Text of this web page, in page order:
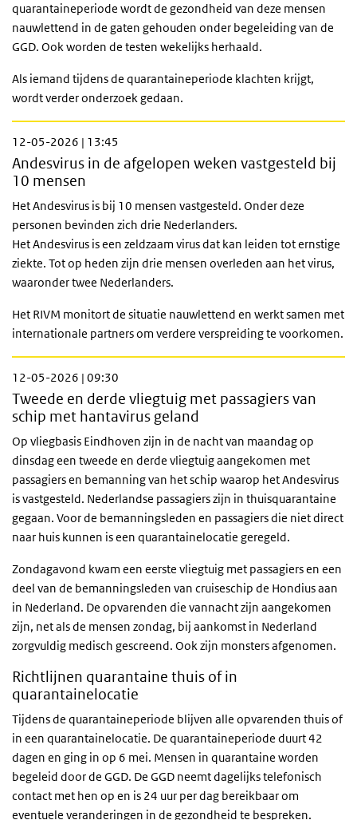
quarantaineperiode wordt de gezondheid van deze mensen
nauwlettend in de gaten gehouden onder begeleiding van de
GGD. Ook worden de testen wekelijks herhaald.
Als iemand tijdens de quarantaineperiode klachten krijgt,
wordt verder onderzoek gedaan.
12-05-2026 | 13:45
Andesvirus in de afgelopen weken vastgesteld bij
10 mensen
Het Andesvirus is bij 10 mensen vastgesteld. Onder deze
personen bevinden zich drie Nederlanders.
Het Andesvirus is een zeldzaam virus dat kan leiden tot ernstige
ziekte. Tot op heden zijn drie mensen overleden aan het virus,
waaronder twee Nederlanders.
Het RIVM monitort de situatie nauwlettend en werkt samen met
internationale partners om verdere verspreiding te voorkomen.
12-05-2026 | 09:30
Tweede en derde vliegtuig met passagiers van
schip met hantavirus geland
Op vliegbasis Eindhoven zijn in de nacht van maandag op
dinsdag een tweede en derde vliegtuig aangekomen met
passagiers en bemanning van het schip waarop het Andesvirus
is vastgesteld. Nederlandse passagiers zijn in thuisquarantaine
gegaan. Voor de bemanningsleden en passagiers die niet direct
naar huis kunnen is een quarantainelocatie geregeld.
Zondagavond kwam een eerste vliegtuig met passagiers en een
deel van de bemanningsleden van cruiseschip de Hondius aan
in Nederland. De opvarenden die vannacht zijn aangekomen
zijn, net als de mensen zondag, bij aankomst in Nederland
zorgvuldig medisch gescreend. Ook zijn monsters afgenomen.
Richtlijnen quarantaine thuis of in
quarantainelocatie
Tijdens de quarantaineperiode blijven alle opvarenden thuis of
in een quarantainelocatie. De quarantaineperiode duurt 42
dagen en ging in op 6 mei. Mensen in quarantaine worden
begeleid door de GGD. De GGD neemt dagelijks telefonisch
contact met hen op en is 24 uur per dag bereikbaar om
eventuele veranderingen in de gezondheid te bespreken.